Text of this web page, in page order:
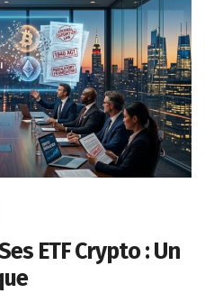
ETF Crypto : Un